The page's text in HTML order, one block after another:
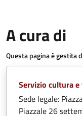
A cura di
Questa pagina è gestita
Servizio cultura
Sede legale:
Piazzale 26